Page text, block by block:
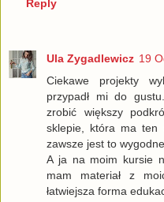
Reply
Ula Zygadlewicz 19
Ciekawe projekty
przypadł mi do
zrobić większy
sklepie, która ma ten
zawsze jest to wygodne.
A ja na moim kursie
mam materiał z
łatwiejsza forma